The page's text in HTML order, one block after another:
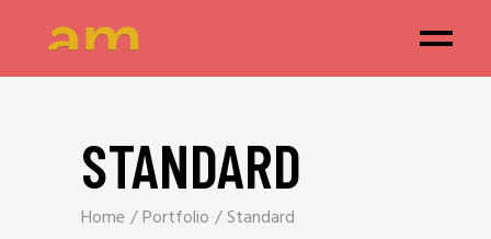
STANDARD
Home Portfolio Standard